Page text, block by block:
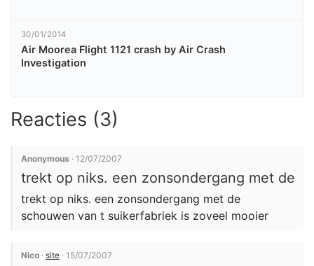
30/01/2014
Air Moorea Flight 1121 crash by Air Crash
Investigation
Reacties (3)
Anonymous · 12/07/2007
trekt op niks. een zonsondergang met de
trekt op niks. een zonsondergang met de
schouwen van t suikerfabriek is zoveel mooier
Nico · site · 15/07/2007